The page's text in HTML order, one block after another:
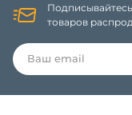
товаров